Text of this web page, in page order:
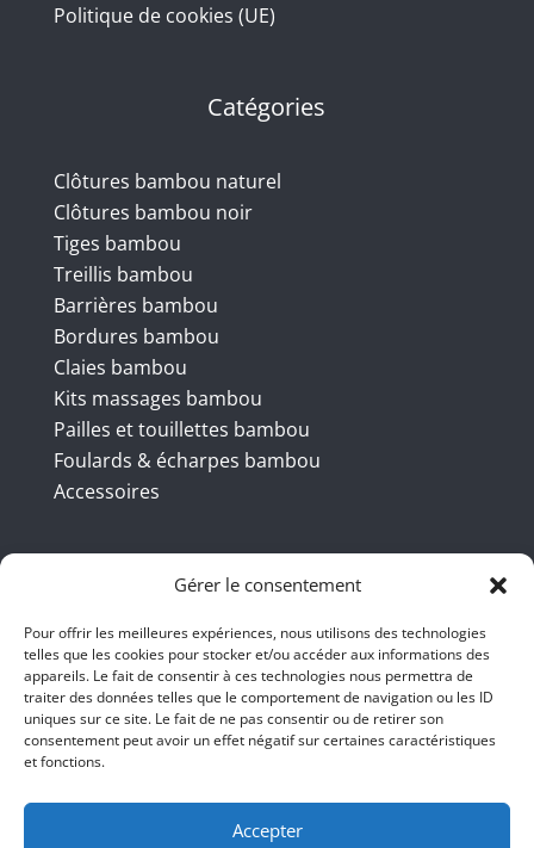
Gérer le consentement
Pour offrir les meilleures expériences, nous utilisons des technologies
telles que les cookies pour stocker et/ou accéder aux informations des
appareils. Le fait de consentir à ces technologies nous permettra de
traiter des données telles que le comportement de navigation ou les ID
uniques sur ce site. Le fait de ne pas consentir ou de retirer son
consentement peut avoir un effet négatif sur certaines caractéristiques
et fonctions.
Accepter
Politique de cookies (UE)
Catégories
Clôtures bambou naturel
Clôtures bambou noir
Tiges bambou
Treillis bambou
Barrières bambou
Bordures bambou
Claies bambou
Kits massages bambou
Pailles et touillettes bambou
Foulards & écharpes bambou
Accessoires
Coordonnées
BBB INT LTD – RUE DU BAMBOU.COM
145 rue de la République 95100
Argenteuil
bienvenue@ruedubambou.com